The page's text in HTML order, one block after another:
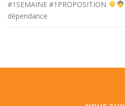
#1SEMAINE #1PROPOSITION
dépendance